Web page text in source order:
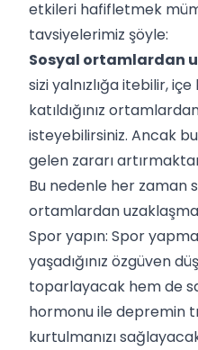
etkileri hafifletmek
tavsiyelerimiz şöyle:
Sosyal ortamlardan
sizi yalnızlığa itebilir,
katıldığınız
isteyebilirsiniz. Ancak
gelen zararı
Bu nedenle her zaman
ortamlardan
Spor yapın: Spor
yaşadığınız özgüven
toparlayacak hem de
hormonuile depremin
kurtulmanızı